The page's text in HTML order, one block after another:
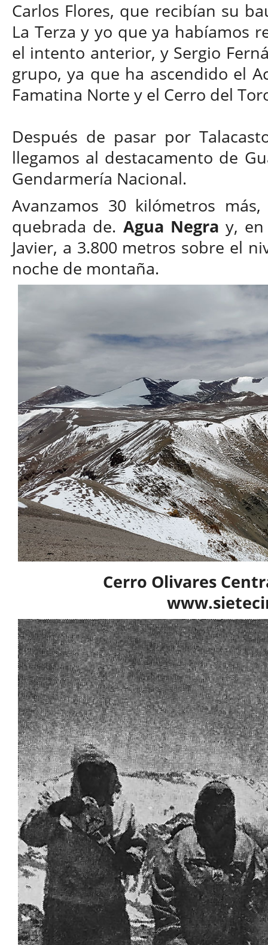
Carlos Flores, que recibían su
La Terza y yo que ya habíamos
el intento anterior, y Sergio
grupo, ya que ha ascendido el
Famatina Norte y el Cerro del
Después de pasar por
llegamos al destacamento de
Gendarmería Nacional.
Avanzamos 30 kilómetros
quebrada de. Agua Negra y,
Javier, a 3.800 metros sobre el
noche de montaña.
Cerro Olivares